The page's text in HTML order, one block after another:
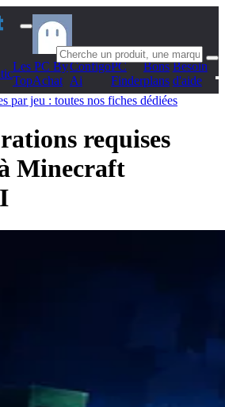
Les PC By
TopAchat
Configo
Ai
PC
Finder
Bons
plans
Besoin
d'aide
par jeu : toutes nos fiches dédiées
requises
Minecraft